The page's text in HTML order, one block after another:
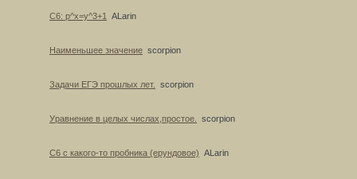
C6: p^x=y^3+1 ALarin
Наименьшее значение scorpion
Задачи ЕГЭ прошлых лет. scorpion
Уравнение в целых числах,простое. scorpion
С6 с какого-то пробника (ерундовое) ALarin